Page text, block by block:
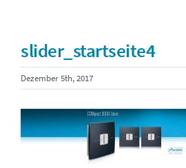
slider_startseite4
Dezember 5th, 2017